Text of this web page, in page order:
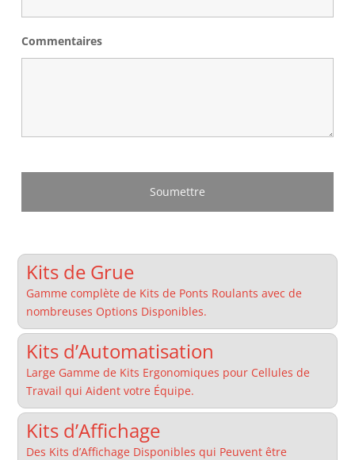
Commentaires
Kits de Grue
Gamme complète de Kits de Ponts Roulants avec de
nombreuses Options Disponibles.
Kits d’Automatisation
Large Gamme de Kits Ergonomiques pour Cellules de
Travail qui Aident votre Équipe.
Kits d’Affichage
Des Kits d’Affichage Disponibles qui Peuvent être